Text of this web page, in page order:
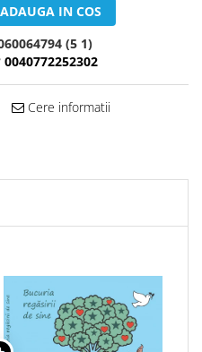
ADAUGA IN COS
(5 1)
0040772252302
Cere informatii